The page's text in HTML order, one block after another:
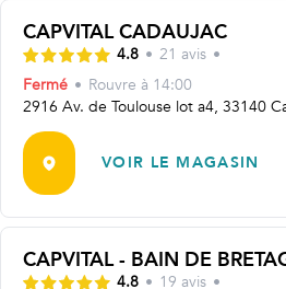
CAPVITAL CADAUJAC
4.8 • 21 avis •
Fermé • Rouvre à 14:00
2916 Av. de Toulouse lot a4, 33140
VOIR LE MAGASIN
CAPVITAL - BAIN DE
4.8 • 19 avis •